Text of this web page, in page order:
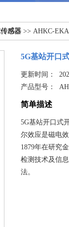
感器 >> AHKC-
5G基站开口
更新时间：
产品型号：
简单描述
5G基站开口式
尔效应是磁电
1879年在研究
检测技术及信
法。